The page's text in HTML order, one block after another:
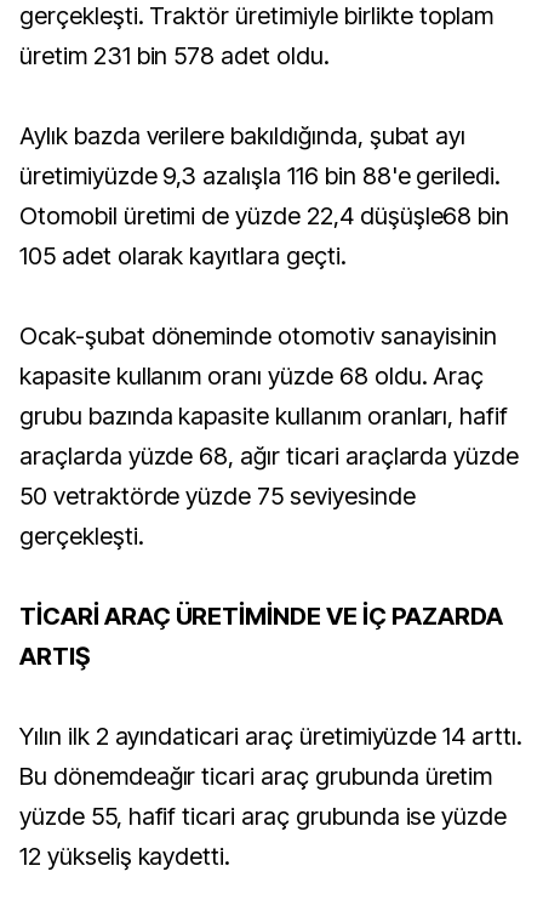
gerçekleşti. Traktör üretimiyle birlikte toplam
üretim 231 bin 578 adet oldu.
Aylık bazda verilere bakıldığında, şubat ayı
üretimiyüzde 9,3 azalışla 116 bin 88'e geriledi.
Otomobil üretimi de yüzde 22,4 düşüşle68 bin
105 adet olarak kayıtlara geçti.
Ocak-şubat döneminde otomotiv sanayisinin
kapasite kullanım oranı yüzde 68 oldu. Araç
grubu bazında kapasite kullanım oranları, hafif
araçlarda yüzde 68, ağır ticari araçlarda yüzde
50 vetraktörde yüzde 75 seviyesinde
gerçekleşti.
TİCARİ ARAÇ ÜRETİMİNDE VE İÇ PAZARDA
ARTIŞ
Yılın ilk 2 ayındaticari araç üretimiyüzde 14 arttı.
Bu dönemdeağır ticari araç grubunda üretim
yüzde 55, hafif ticari araç grubunda ise yüzde
12 yükseliş kaydetti.